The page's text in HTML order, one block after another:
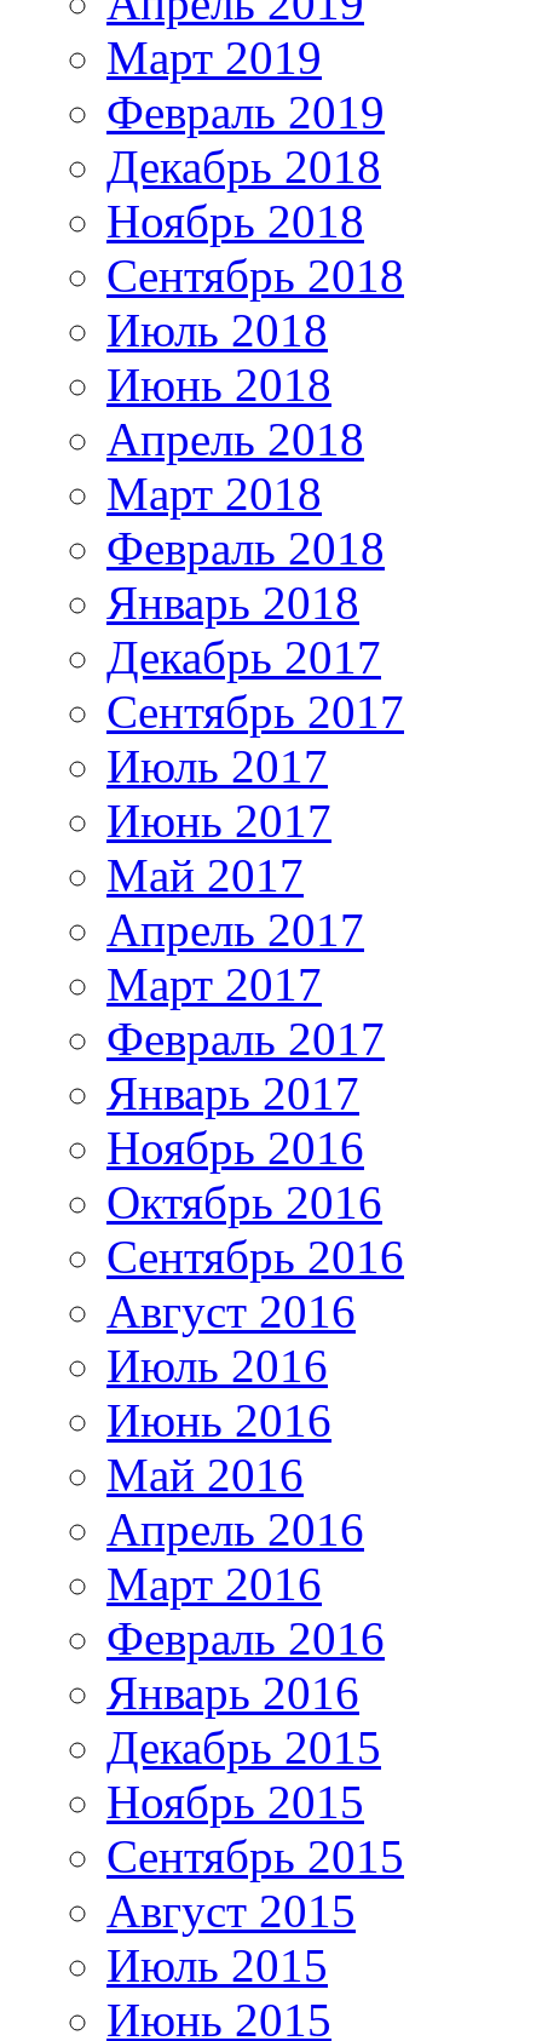
Март 2019
Февраль 2019
Декабрь 2018
Ноябрь 2018
Сентябрь 2018
Июль 2018
Июнь 2018
Апрель 2018
Март 2018
Февраль 2018
Январь 2018
Декабрь 2017
Сентябрь 2017
Июль 2017
Июнь 2017
Май 2017
Апрель 2017
Март 2017
Февраль 2017
Январь 2017
Ноябрь 2016
Октябрь 2016
Сентябрь 2016
Август 2016
Июль 2016
Июнь 2016
Май 2016
Апрель 2016
Март 2016
Февраль 2016
Январь 2016
Декабрь 2015
Ноябрь 2015
Сентябрь 2015
Август 2015
Июль 2015
Июнь 2015